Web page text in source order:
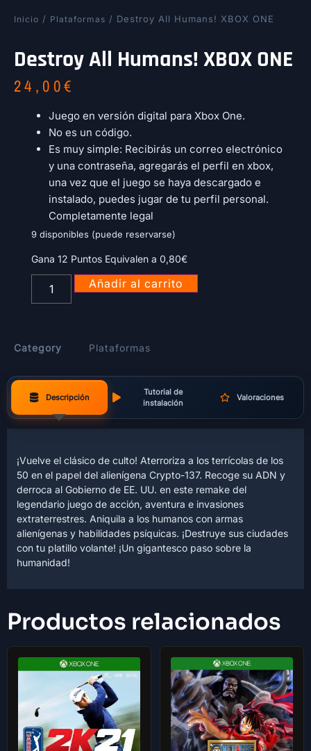
Inicio / Plataformas / Destroy All Humans! XBOX ONE
Destroy All Humans! XBOX ONE
24,00€
Juego en versión digital para Xbox One.
No es un código.
Es muy simple: Recibirás un correo electrónico
y una contraseña, agregarás el perfil en xbox,
una vez que el juego se haya descargado e
instalado, puedes jugar de tu perfil personal.
Completamente legal
9 disponibles (puede reservarse)
Gana 12 Puntos Equivalen a 0,80€
Añadir al carrito
Category Plataformas
Descripción
Tutorial de
instalación
Valoraciones
¡Vuelve el clásico de culto! Aterroriza a los terrícolas de los
50 en el papel del alienígena Crypto-137. Recoge su ADN y
derroca al Gobierno de EE. UU. en este remake del
legendario juego de acción, aventura e invasiones
extraterrestres. Aniquila a los humanos con armas
alienígenas y habilidades psíquicas. ¡Destruye sus ciudades
con tu platillo volante! ¡Un gigantesco paso sobre la
humanidad!
Productos relacionados